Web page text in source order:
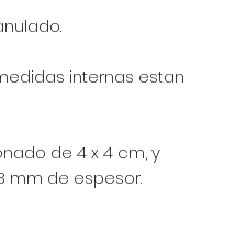
internas estan
de 4 x 4 cm, y
mm de espesor.